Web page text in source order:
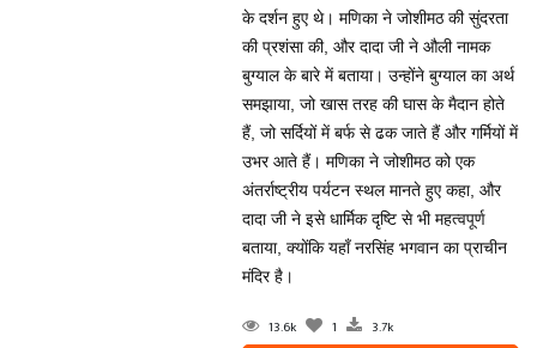
के दर्शन हुए थे। मणिका ने जोशीमठ की सुंदरता
की प्रशंसा की, और दादा जी ने औली नामक
बुग्याल के बारे में बताया। उन्होंने बुग्याल का अर्थ
समझाया, जो खास तरह की घास के मैदान होते
हैं, जो सर्दियों में बर्फ से ढक जाते हैं और गर्मियों में
उभर आते हैं। मणिका ने जोशीमठ को एक
अंतर्राष्ट्रीय पर्यटन स्थल मानते हुए कहा, और
दादा जी ने इसे धार्मिक दृष्टि से भी महत्वपूर्ण
बताया, क्योंकि यहाँ नरसिंह भगवान का प्राचीन
मंदिर है।
13.6k 1 3.7k